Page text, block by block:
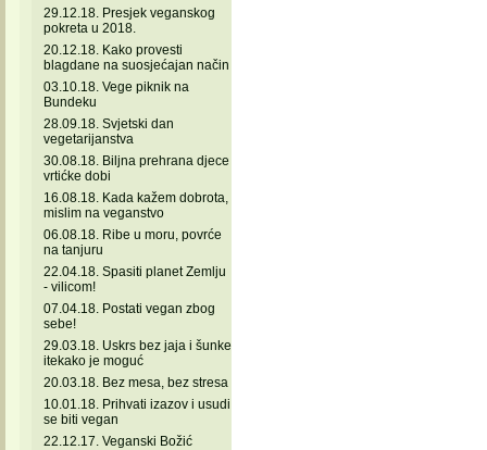
29.12.18. Presjek veganskog
pokreta u 2018.
20.12.18. Kako provesti
blagdane na suosjećajan način
03.10.18. Vege piknik na
Bundeku
28.09.18. Svjetski dan
vegetarijanstva
30.08.18. Biljna prehrana djece
vrtićke dobi
16.08.18. Kada kažem dobrota,
mislim na veganstvo
06.08.18. Ribe u moru, povrće
na tanjuru
22.04.18. Spasiti planet Zemlju
- vilicom!
07.04.18. Postati vegan zbog
sebe!
29.03.18. Uskrs bez jaja i šunke
itekako je moguć
20.03.18. Bez mesa, bez stresa
10.01.18. Prihvati izazov i usudi
se biti vegan
22.12.17. Veganski Božić